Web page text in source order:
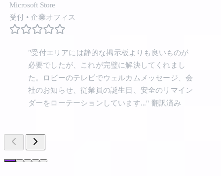
Microsoft Store
受付 • 企業オフィス
"受付エリアには静的な掲示板よりも良いものが
必要でしたが、これが完璧に解決してくれまし
た。ロビーのテレビでウェルカムメッセージ、会
社のお知らせ、従業員の誕生日、安全のリマイン
ダーをローテーションしています..." 翻訳済み